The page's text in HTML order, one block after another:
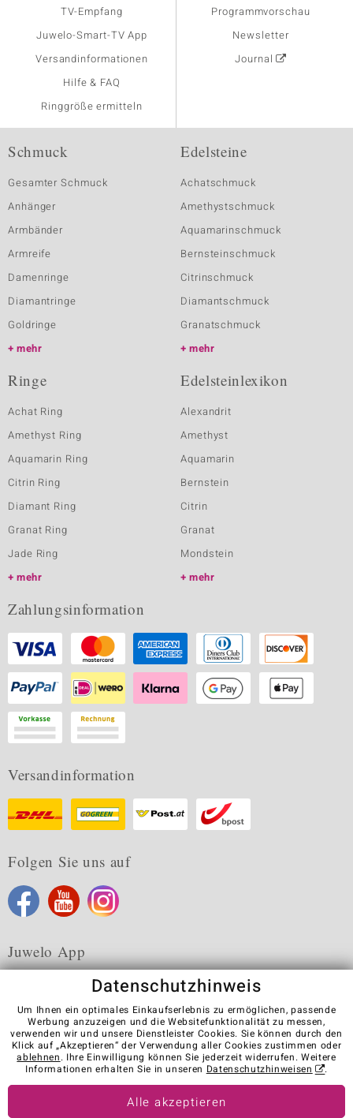
TV-Empfang
Juwelo-Smart-TV App
Versandinformationen
Hilfe & FAQ
Ringgröße ermitteln
Programmvorschau
Newsletter
Journal
Schmuck
Gesamter Schmuck
Anhänger
Armbänder
Armreife
Damenringe
Diamantringe
Goldringe
mehr
Edelsteine
Achatschmuck
Amethystschmuck
Aquamarinschmuck
Bernsteinschmuck
Citrinschmuck
Diamantschmuck
Granatschmuck
mehr
Ringe
Achat Ring
Amethyst Ring
Aquamarin Ring
Citrin Ring
Diamant Ring
Granat Ring
Jade Ring
mehr
Edelsteinlexikon
Alexandrit
Amethyst
Aquamarin
Bernstein
Citrin
Granat
Mondstein
mehr
Zahlungsinformation
Versandinformation
Folgen Sie uns auf
Juwelo App
Karriere AGB Datenschutz Cookies
Impressum
Kontakt
Vertrag widerrufen
Visit our stores in other countries:
Datenschutzhinweis
Um Ihnen ein optimales Einkaufserlebnis zu ermöglichen, passende
Werbung anzuzeigen und die Websitefunktionalität zu messen,
verwenden wir und unsere Dienstleister Cookies. Sie können durch den
Klick auf „Akzeptieren“ der Verwendung aller Cookies zustimmen oder
ablehnen. Ihre Einwilligung können Sie jederzeit widerrufen. Weitere
Informationen erhalten Sie in unseren Datenschutzhinweisen .
Alle akzeptieren